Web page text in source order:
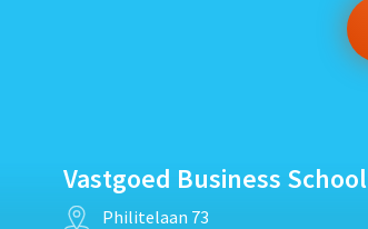
Vastgoed Business School
Philitelaan 73